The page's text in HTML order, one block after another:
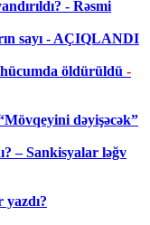
- Rəsmi
sayı - AÇIQLANDI
hücumda öldürüldü -
dəyişəcək”
– Sankisyalar ləğv